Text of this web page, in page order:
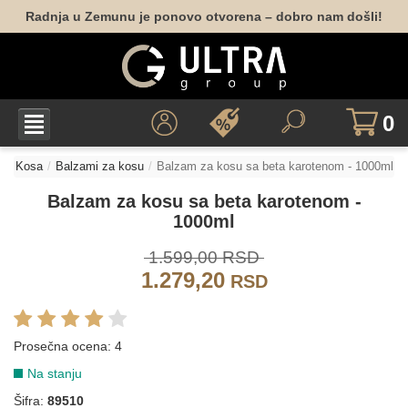
Radnja u Zemunu je ponovo otvorena – dobro nam došli!
0
Kosa Balzami za kosu Balzam za kosu sa beta karotenom - 1000ml
Balzam za kosu sa beta karotenom -
1000ml
1.599,00 RSD
1.279,20RSD
Prosečna ocena: 4
Na stanju
Šifra: 89510